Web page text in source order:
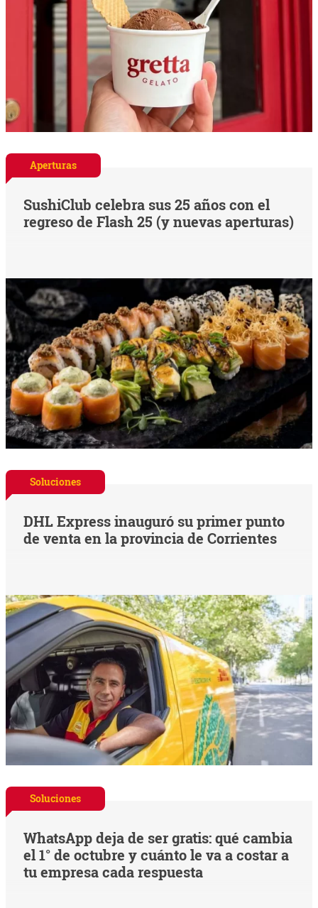
Aperturas
SushiClub celebra sus 25 años con el
regreso de Flash 25 (y nuevas aperturas)
Soluciones
DHL Express inauguró su primer punto
de venta en la provincia de Corrientes
Soluciones
WhatsApp deja de ser gratis: qué cambia
el 1° de octubre y cuánto le va a costar a
tu empresa cada respuesta